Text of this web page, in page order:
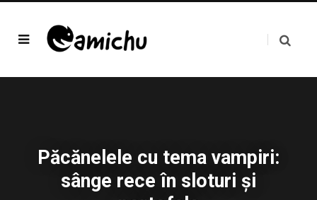
Păcănelele cu tema vampiri:
sânge rece în sloturi și